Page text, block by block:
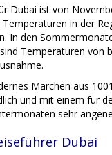
Dubai ist von
in der
In den
Temperaturen von
Märchen aus
und mit einem für
sehr
Dubai